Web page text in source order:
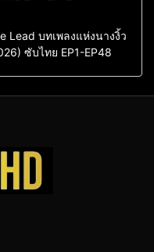
ย์เกาหลีซับไทย
ซีรี่ย์จีน
ย์จีนซับไทย
Lead บทเพลงแห่งนางงิ้ว
ซับไทย EP1-EP48